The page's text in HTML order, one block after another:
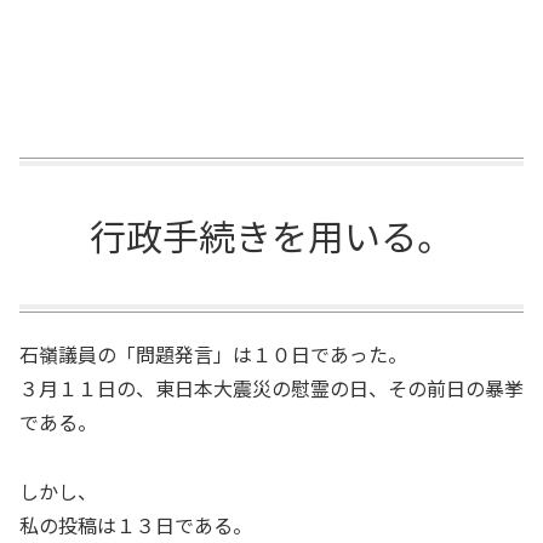
行政手続きを用いる。
石嶺議員の「問題発言」は１０日であった。
３月１１日の、東日本大震災の慰霊の日、その前日の暴挙
である。
しかし、
私の投稿は１３日である。